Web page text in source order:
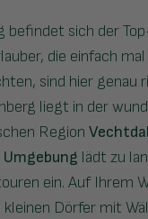
befindet sich der
die einfach
sind hier genau
liegt in der
Region Vechtdal
lädt zu
ein. Auf Ihrem
Dörfer mit